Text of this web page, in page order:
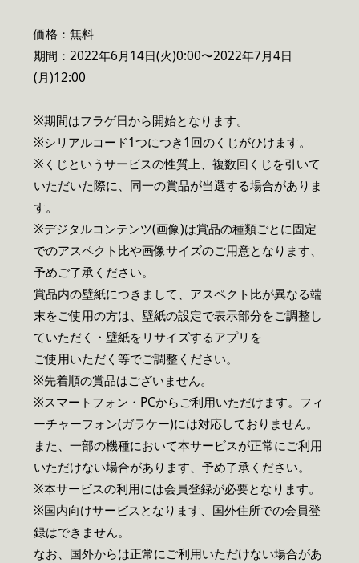
価格：無料
期間：2022年6月14日(火)0:00〜2022年7月4日
(月)12:00
※期間はフラゲ日から開始となります。
※シリアルコード1つにつき1回のくじがひけます。
※くじというサービスの性質上、複数回くじを引いて
いただいた際に、同一の賞品が当選する場合がありま
す。
※デジタルコンテンツ(画像)は賞品の種類ごとに固定
でのアスペクト比や画像サイズのご用意となります、
予めご了承ください。
賞品内の壁紙につきまして、アスペクト比が異なる端
末をご使用の方は、壁紙の設定で表示部分をご調整し
ていただく・壁紙をリサイズするアプリを
ご使用いただく等でご調整ください。
※先着順の賞品はございません。
※スマートフォン・PCからご利用いただけます。フィ
ーチャーフォン(ガラケー)には対応しておりません。
また、一部の機種において本サービスが正常にご利用
いただけない場合があります、予め了承ください。
※本サービスの利用には会員登録が必要となります。
※国内向けサービスとなります、国外住所での会員登
録はできません。
なお、国外からは正常にご利用いただけない場合があ